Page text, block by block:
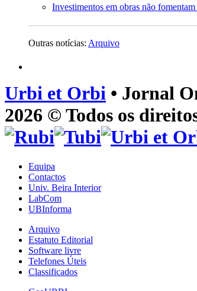
Investimentos em obras não
Outras notícias: Arquivo
Urbi et Orbi • Jornal
2026 © Todos os
Equipa
Contactos
Univ. Beira Interior
LabCom
UBInforma
Arquivo
Estatuto Editorial
Software livre
Telefones Úteis
Classificados